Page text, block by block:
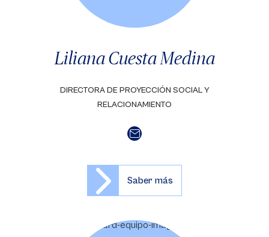
Liliana Cuesta Medina
DIRECTORA DE PROYECCIÓN SOCIAL Y
RELACIONAMIENTO
Saber más